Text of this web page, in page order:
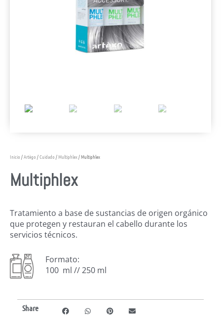
Inicio /Artègo /Cuidado /Multiphlex/ Multiphlex
Multiphlex
Tratamiento a base de sustancias de origen orgánico
que protegen y restauran el cabello durante los
servicios técnicos.
Formato:
100 ml // 250 ml
Share